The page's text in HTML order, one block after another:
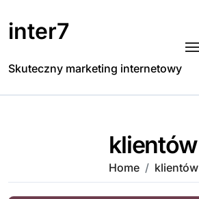
to
content
inter7
Skuteczny marketing internetowy
klientów
Home klientów